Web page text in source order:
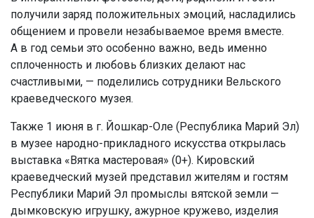
получили заряд положительных эмоций, насладились
общением и провели незабываемое время вместе.
А в год семьи это особенно важно, ведь именно
сплоченность и любовь близких делают нас
счастливыми, — поделились сотрудники Вельского
краеведческого музея.
Также 1 июня в г. Йошкар-Оле (Республика Марий Эл)
в музее народно-прикладного искусства открылась
выставка «Вятка мастеровая» (0+). Кировский
краеведческий музей представил жителям и гостям
Республики Марий Эл промыслы вятской земли —
дымковскую игрушку, ажурное кружево, изделия